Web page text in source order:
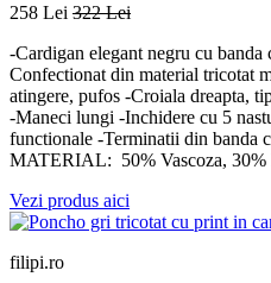
258 Lei 322 Lei
-Cardigan elegant negru cu banda
Confectionat din material tricotat
atingere, pufos -Croiala dreapta,
-Maneci lungi -Inchidere cu 5
functionale -Terminatii din banda
MATERIAL: 50% Vascoza, 30%
Vezi produs aici
filipi.ro